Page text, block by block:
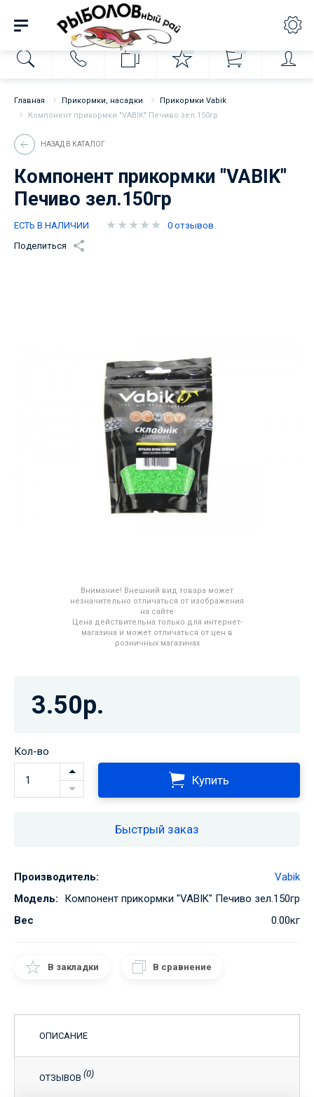
Главная Прикормки, насадки
Прикормки Vabik
Компонент прикормки "VABIK" Печиво зел.150гр
НАЗАД В КАТАЛОГ
Компонент прикормки "VABIK"
Печиво зел.150гр
ЕСТЬ В НАЛИЧИИ
0 отзывов
Поделиться
Внимание! Внешний вид товара может
незначительно отличаться от изображения
на сайте
Цена действительна только для интернет-
магазина и может отличаться от цен в
розничных магазинах
3.50р.
Кол-во
Купить
Быстрый заказ
Производитель:
Vabik
Модель:
Компонент прикормки "VABIK" Печиво зел.150гр
Вес
0.00кг
В закладки В сравнение
ОПИСАНИЕ
ОТЗЫВОВ (0)